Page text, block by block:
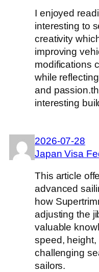
I enjoyed
interesting to
creativity
improving
modifications
while
and
interesting
2026-07-28
Japan Visa
This article
advanced
how
adjusting the
valuable
speed,
challenging
sailors.